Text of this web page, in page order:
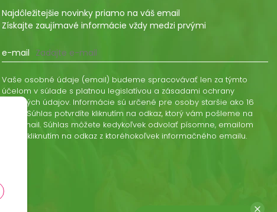
Najdôležitejšie novinky priamo na váš email
Získajte zaujímavé informácie vždy medzi prvými
e-mail
Vaše osobné údaje (email) budeme spracovávať len za týmto
účelom v súlade s platnou legislatívou a zásadami ochrany
osobných údajov. Informácie sú určené pre osoby staršie ako 16
rokov. Súhlas potvrdíte kliknutím na odkaz, ktorý vám pošleme na
váš email. Súhlas môžete kedykoľvek odvolať písomne, emailom
alebo kliknutím na odkaz z ktoréhokoľvek informačného emailu.